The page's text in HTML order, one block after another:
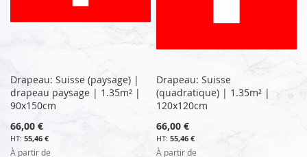
Drapeau: Suisse (paysage) |
drapeau paysage | 1.35m² |
90x150cm
66,00 €
55,46 €
À partir de
Drapeau: Suisse
(quadratique) | 1.35m² |
120x120cm
66,00 €
55,46 €
À partir de